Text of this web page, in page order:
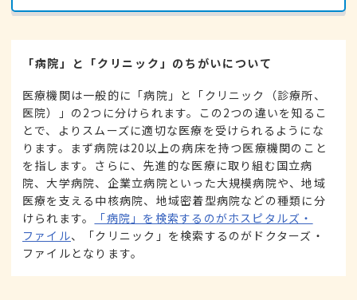
「病院」と「クリニック」のちがいについて
医療機関は一般的に「病院」と「クリニック（診療所、
医院）」の2つに分けられます。この2つの違いを知るこ
とで、よりスムーズに適切な医療を受けられるようにな
ります。まず病院は20以上の病床を持つ医療機関のこと
を指します。さらに、先進的な医療に取り組む国立病
院、大学病院、企業立病院といった大規模病院や、地域
医療を支える中核病院、地域密着型病院などの種類に分
けられます。
「病院」を検索するのがホスピタルズ・
ファイル、「クリニック」を検索するのがドクターズ・
ファイルとなります。